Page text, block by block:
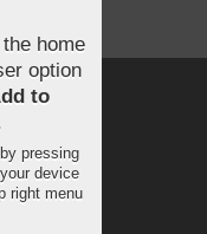
home
option
to
pressing
device
right menu